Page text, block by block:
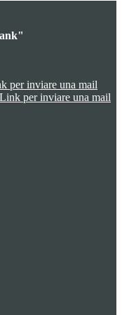
per inviare una mail
Link per inviare una mail